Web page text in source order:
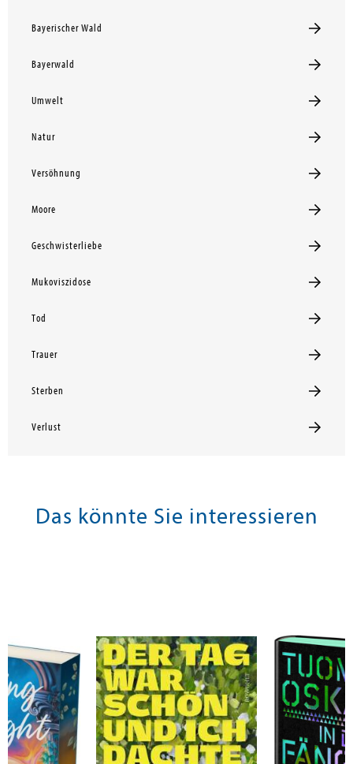
Bayerischer Wald
Bayerwald
Umwelt
Natur
Versöhnung
Moore
Geschwisterliebe
Mukoviszidose
Tod
Trauer
Sterben
Verlust
Das könnte Sie interessieren